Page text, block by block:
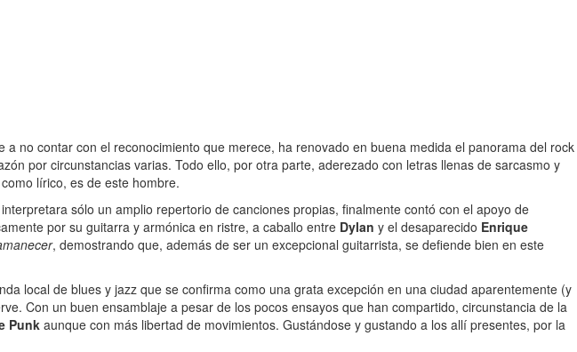
a no contar con el reconocimiento que merece, ha renovado en buena medida el panorama del rock
por circunstancias varias. Todo ello, por otra parte, aderezado con letras llenas de sarcasmo y
lírico, es de este hombre.
sólo un amplio repertorio de canciones propias, finalmente contó con el apoyo de
por su guitarra y armónica en ristre, a caballo entre Dylan y el desaparecido Enrique
, demostrando que, además de ser un excepcional guitarrista, se defiende bien en este
local de blues y jazz que se confirma como una grata excepción en una ciudad aparentemente (y
Con un buen ensamblaje a pesar de los pocos ensayos que han compartido, circunstancia de la
Punkaunque con más libertad de movimientos. Gustándose y gustando a los allí presentes, por la